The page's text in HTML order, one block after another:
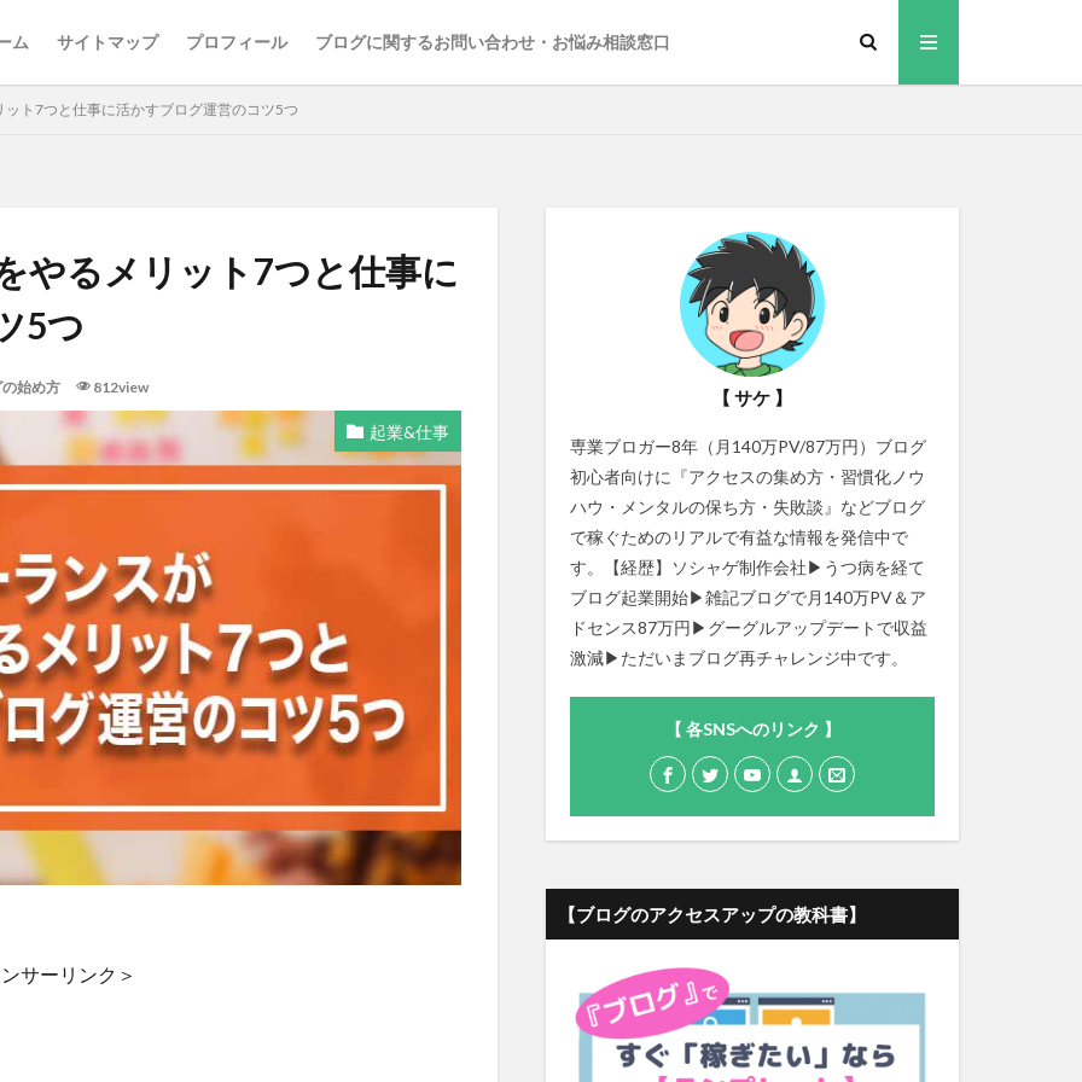
ム サイトマップ プロフィール ブログに関するお問い合わせ・お悩み相談窓口
ト7つと仕事に活かすブログ運営のコツ5つ
やるメリット7つと仕事に
5つ
始め方 812view
起業&仕事
サーリンク＞
【 サケ 】
専業ブロガー8年（月140万PV/87万円）ブログ
初心者向けに『アクセスの集め方・習慣化ノウ
ハウ・メンタルの保ち方・失敗談』などブログ
で稼ぐためのリアルで有益な情報を発信中で
す。【経歴】ソシャゲ制作会社▶うつ病を経て
ブログ起業開始▶雑記ブログで月140万PV＆ア
ドセンス87万円▶グーグルアップデートで収益
激減▶ただいまブログ再チャレンジ中です。
【 各SNSへのリンク 】
【ブログのアクセスアップの教科書】